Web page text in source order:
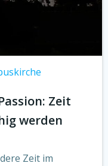
Zeit
werden
Zeit im